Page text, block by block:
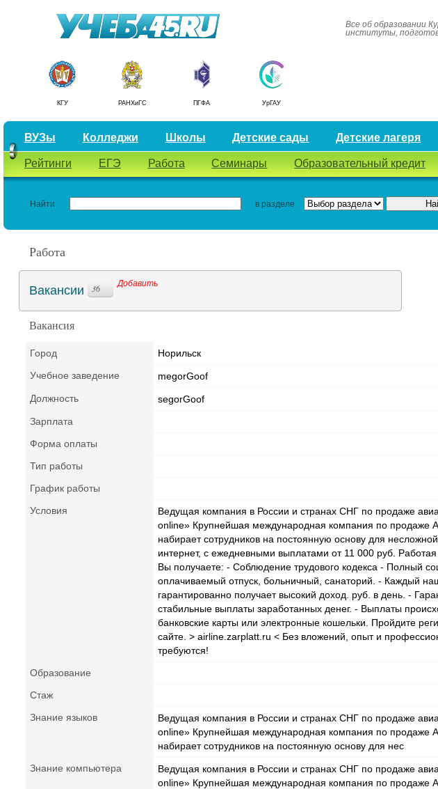
Все об образовании
институты,
КГУ РАНХиГС ПГФА УрГАУ
ВУЗы Колледжи Школы Детские сады Детские лагеря
Рейтинги ЕГЭ Работа Семинары Образовательный кредит
Найти в разделе
Работа
Вакансии 36 Добавить
Вакансия
Город
Норильск
Учебное заведение
megorGoof
Должность
segorGoof
Зарплата
Форма оплаты
Тип работы
График работы
Условия
Ведущая компания в России и странах СНГ по продаже
online» Крупнейшая международная компания по продаже
набирает сотрудников на постоянную основу для
интернет, с ежедневными выплатами от 11 000 руб.
Вы получаете: - Соблюдение трудового кодекса - Полный
оплачиваемый отпуск, больничный, санаторий. - Каждый
гарантированно получает высокий доход. руб. в день. -
стабильные выплаты заработанных денег. - Выплаты
банковские карты или электронные кошельки. Пройдите
сайте. > airline.zarplatt.ru < Без вложений, опыт и
требуются!
Образование
Стаж
Знание языков
Ведущая компания в России и странах СНГ по продаже
online» Крупнейшая международная компания по продаже
набирает сотрудников на постоянную основу для нес
Знание компьютера
Ведущая компания в России и странах СНГ по продаже
online» Крупнейшая международная компания по продаже